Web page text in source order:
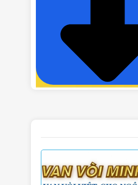
Vui lòng liên hệ Vật Tư
chính hãng với giá tốt